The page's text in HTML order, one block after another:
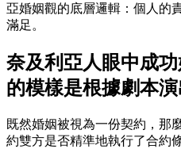
亞婚姻觀的底層邏輯：個人的
滿足。
奈及利亞人眼中成
的模樣是根據劇本演
既然婚姻被視為一份契約，那
約雙方是否精準地執行了合約